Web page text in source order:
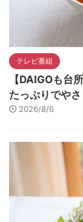
テレビ番組
【DAIGOも台
たっぷりでや
2026/8/6